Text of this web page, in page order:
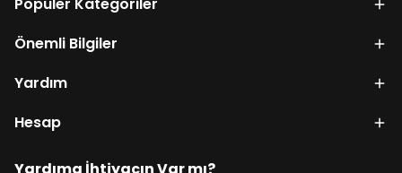
Popüler Kategoriler
Önemli Bilgiler
Yardım
Hesap